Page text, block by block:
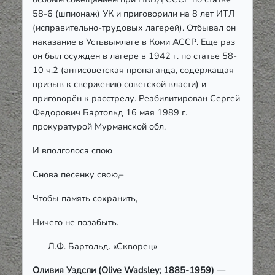
58-6 (шпионаж) УК и приговорили на 8 лет ИТЛ
(исправительно-трудовых лагерей). Отбывал он
наказание в Устьвымлаге в Коми АССР. Еще раз
он был осужден в лагере в 1942 г. по статье 58-
10 ч.2 (антисоветская пропаганда, содержащая
призыв к свержению советской власти) и
приговорён к расстрелу. Реабилитирован Сергей
Федорович Бартольд 16 мая 1989 г.
прокуратурой Мурманской обл.
И вполголоса спою
Снова песенку свою,–
Чтобы память сохранить,
Ничего не позабыть.
Л.Ф. Бартольд. «Скворец»
Оливия Уэдсли (Olive Wadsley; 1885-1959) —